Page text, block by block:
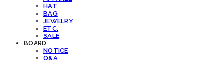
HAT
BAG
JEWELRY
ETC.
SALE
BOARD
NOTICE
Q&A